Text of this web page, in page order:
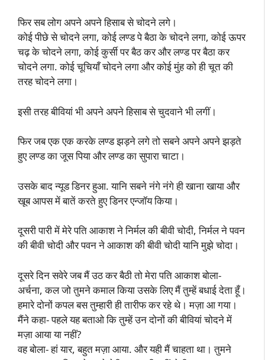
फिर सब लोग अपने अपने हिसाब से चोदने लगे।
कोई पीछे से चोदने लगा, कोई लण्ड पे बैठा के चोदने लगा, कोई ऊपर
चढ़ के चोदने लगा, कोई कुर्सी पर बैठ कर और लण्ड पर बैठा कर
चोदने लगा. कोई चूचियाँ चोदने लगा और कोई मुंह को ही चूत की
तरह चोदने लगा।
इसी तरह बीवियां भी अपने अपने हिसाब से चुदवाने भी लगीं।
फिर जब एक एक करके लण्ड झड़ने लगे तो सबने अपने अपने झड़ते
हुए लण्ड का जूस पिया और लण्ड का सुपारा चाटा।
उसके बाद न्यूड डिनर हुआ. यानि सबने नंगे नंगे ही खाना खाया और
खूब आपस में बातें करते हुए डिनर एन्जॉय किया।
दूसरी पारी में मेरे पति आकाश ने निर्मल की बीवी चोदी, निर्मल ने पवन
की बीवी चोदी और पवन ने आकाश की बीवी चोदी यानि मुझे चोदा।
दूसरे दिन सवेरे जब मैं उठ कर बैठी तो मेरा पति आकाश बोला-
अर्चना, कल जो तुमने कमाल किया उसके लिए मैं तुम्हें बधाई देता हूँ।
हमारे दोनों कपल बस तुम्हारी ही तारीफ कर रहे थे। मज़ा आ गया।
मैंने कहा- पहले यह बताओ कि तुम्हें उन दोनों की बीवियां चोदने में
मज़ा आया या नहीं?
वह बोला- हां यार, बहुत मज़ा आया. और यही मैं चाहता था। तुमने